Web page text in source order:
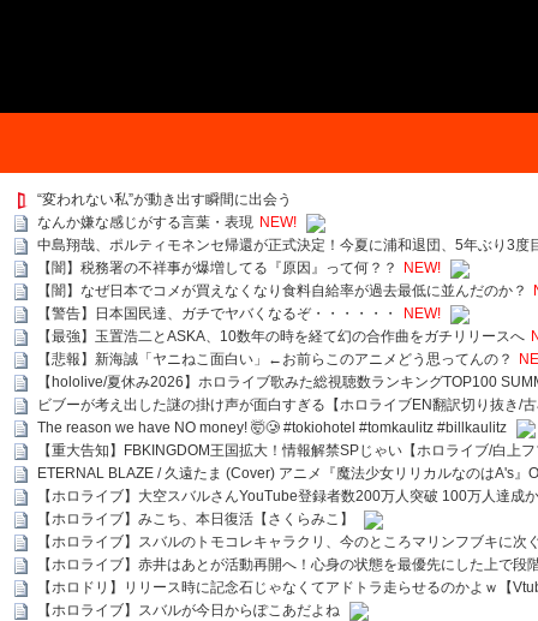
“変われない私”が動き出す瞬間に出会う
なんか嫌な感じがする言葉・表現 NEW!
中島翔哉、ポルティモネンセ帰還が正式決定！今夏に浦和退団、5年ぶり3度
【闇】税務署の不祥事が爆増してる『原因』って何？？
NEW!
【闇】なぜ日本でコメが買えなくなり食料自給率が過去最低に並んだのか？
【警告】日本国民達、ガチでヤバくなるぞ・・・・・・
NEW!
【最強】玉置浩二とASKA、10数年の時を経て幻の合作曲をガチリリースへ
【悲報】新海誠「ヤニねこ面白い」←お前らこのアニメどう思ってんの？
【hololive/夏休み2026】ホロライブ歌みた総視聴数ランキングTOP100
ビブーが考え出した謎の掛け声が面白すぎる【ホロライブEN翻訳切り抜き/
The reason we have NO money! 🤯🥲 #tokiohotel #tomkaulitz #billkaulitz
【重大告知】FBKINGDOM王国拡大！情報解禁SPじゃい【ホロライブ/白上
ETERNAL BLAZE / 久遠たま (Cover) アニメ『魔法少女リリカルなのはA's』
【ホロライブ】大空スバルさんYouTube登録者数200万人突破 100万人達成
【ホロライブ】みこち、本日復活【さくらみこ】
【ホロライブ】スバルのトモコレキャラクリ、今のところマリンフブキに
【ホロライブ】赤井はあとが活動再開へ！心身の状態を最優先にした上で段
【ホロドリ】リリース時に記念石じゃなくてアドトラ走らせるのかよｗ【
【ホロライブ】スバルが今日からぽこあだよね